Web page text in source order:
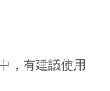
，有建議使用